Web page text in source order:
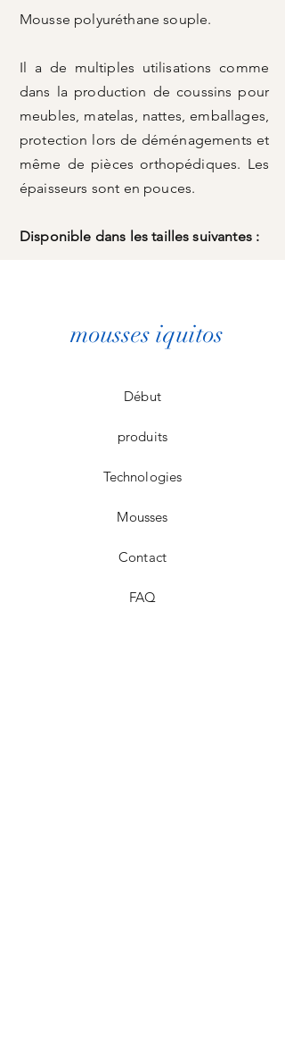
Mousse polyuréthane souple.
Il a de multiples utilisations comme
dans la production de coussins pour
meubles, matelas, nattes, emballages,
protection lors de déménagements et
même de pièces orthopédiques. Les
épaisseurs sont en pouces.
Disponible dans les tailles suivantes :
mousses iquitos
Début
produits
Technologies
Mousses
Contact
FAQ